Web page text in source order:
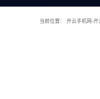
当前位置： 开云手机网-开